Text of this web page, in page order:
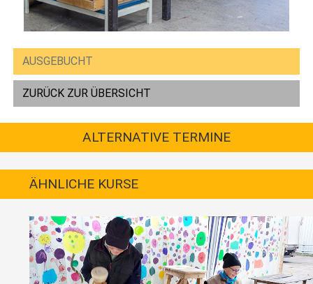
ALTERNATIVE TERMINE
ÄHNLICHE KURSE
AUSGEBUCHT
ZURÜCK ZUR ÜBERSICHT